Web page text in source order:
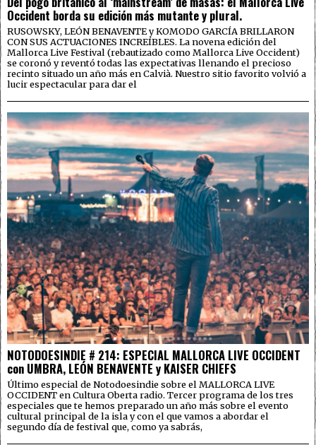
Occident borda su edición más mutante y plural.
RUSOWSKY, LEÓN BENAVENTE y KOMODO GARCÍA BRILLARON
CON SUS ACTUACIONES INCREÍBLES. La novena edición del
Mallorca Live Festival (rebautizado como Mallorca Live Occident)
se coronó y reventó todas las expectativas llenando el precioso
recinto situado un año más en Calvià. Nuestro sitio favorito volvió a
lucir espectacular para dar el
NOTODOESINDIE # 214: ESPECIAL MALLORCA LIVE OCCIDENT
con UMBRA, LEÓN BENAVENTE y KAISER CHIEFS
Último especial de Notodoesindie sobre el MALLORCA LIVE
OCCIDENT en Cultura Oberta radio. Tercer programa de los tres
especiales que te hemos preparado un año más sobre el evento
cultural principal de la isla y con el que vamos a abordar el
segundo día de festival que, como ya sabrás,